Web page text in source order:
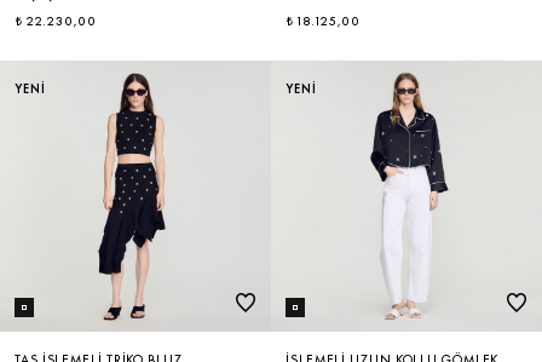
₺ 22.230,00
₺ 18.125,00
YENİ YENİ